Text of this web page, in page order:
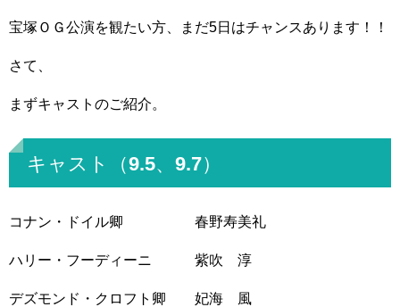
宝塚ＯＧ公演を観たい方、まだ5日はチャンスあります！！
さて、
まずキャストのご紹介。
キャスト（9.5、9.7）
コナン・ドイル卿 春野寿美礼
ハリー・フーディーニ 紫吹 淳
デズモンド・クロフト卿 妃海 風